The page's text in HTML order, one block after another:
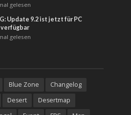
gelesen
Update 9.2 ist jetzt für PC
gelesen
Blue Zone
Changelog
Desert
Desertmap